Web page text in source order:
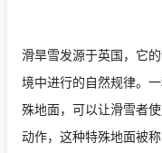
滑旱雪发源于英国，它
境中进行的自然规律。
殊地面，可以让滑雪者
动作，这种特殊地面被